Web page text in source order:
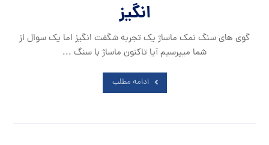
انگیز
گوی های سنگ نمک ماساژ یک تجربه شگفت انگیز اما یک سوال از
شما میپرسیم آیا تاکنون ماساژ با سنگ ...
ادامه مطلب